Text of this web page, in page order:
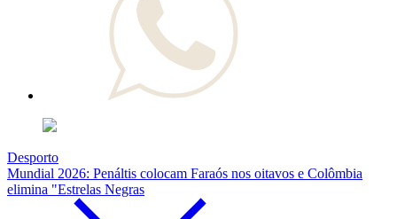
Desporto
Mundial 2026: Penáltis colocam Faraós nos oitavos e Colômbia
elimina "Estrelas Negras